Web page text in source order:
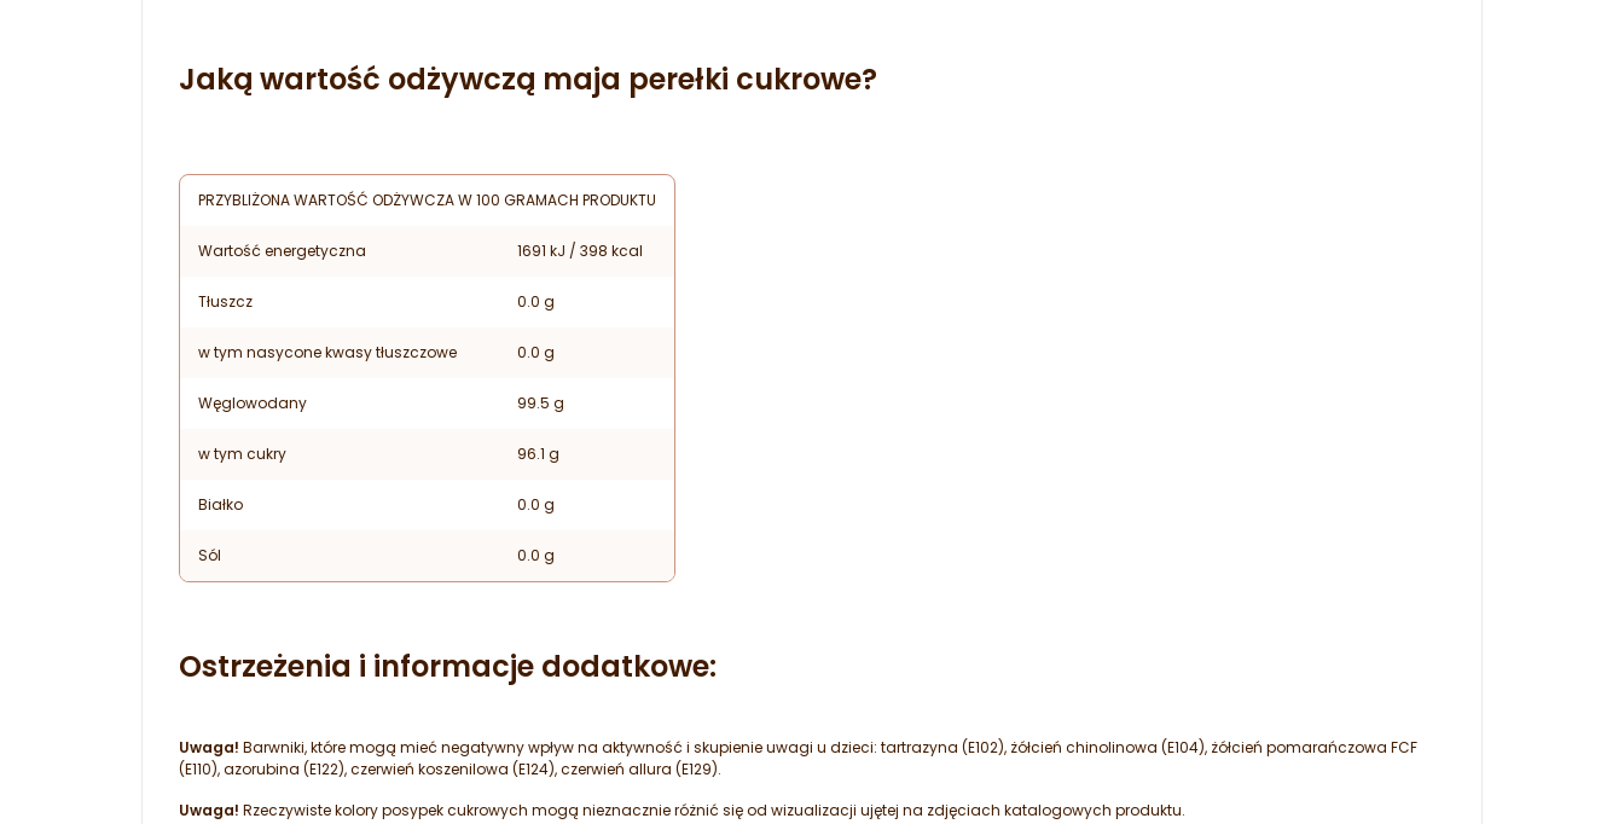
Jaką wartość odżywczą maja perełki cukrowe?
PRZYBLIŻONA WARTOŚĆ ODŻYWCZA W 100 GRAMACH PRODUKTU
Wartość energetyczna 1691 kJ / 398 kcal
Tłuszcz 0.0 g
w tym nasycone kwasy tłuszczowe 0.0 g
Węglowodany 99.5 g
w tym cukry 96.1 g
Białko 0.0 g
Sól 0.0 g
Ostrzeżenia i informacje dodatkowe:
Uwaga! Barwniki, które mogą mieć negatywny wpływ na aktywność i skupienie uwagi u dzieci: tartrazyna (E102), żółcień chinolinowa (E104), żółcień pomarańczowa FCF
(E110), azorubina (E122), czerwień koszenilowa (E124), czerwień allura (E129).
Uwaga! Rzeczywiste kolory posypek cukrowych mogą nieznacznie różnić się od wizualizacji ujętej na zdjęciach katalogowych produktu.